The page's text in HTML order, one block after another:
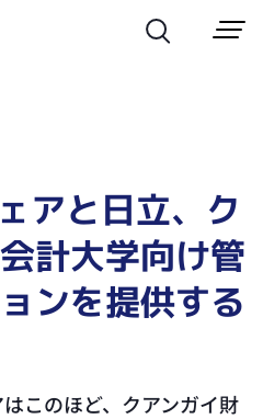
アと日立、ク
計大学向け管
ンを提供する
このほど、クアンガイ財